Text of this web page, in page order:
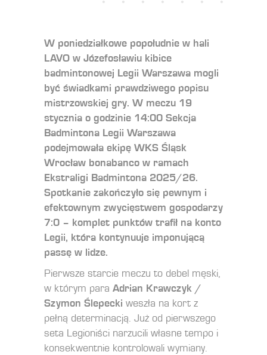
W poniedziałkowe popołudnie w hali
LAVO w Józefosławiu kibice
badmintonowej Legii Warszawa mogli
być świadkami prawdziwego popisu
mistrzowskiej gry. W meczu 19
stycznia o godzinie 14:00 Sekcja
Badmintona Legii Warszawa
podejmowała ekipę WKS Śląsk
Wrocław bonabanco w ramach
Ekstraligi Badmintona 2025/26.
Spotkanie zakończyło się pewnym i
efektownym zwycięstwem gospodarzy
7:0 – komplet punktów trafił na konto
Legii, która kontynuuje imponującą
passę w lidze.
Pierwsze starcie meczu to debel męski,
w którym para Adrian Krawczyk /
Szymon Ślepecki weszła na kort z
pełną determinacją. Już od pierwszego
seta Legioniści narzucili własne tempo i
konsekwentnie kontrolowali wymiany.